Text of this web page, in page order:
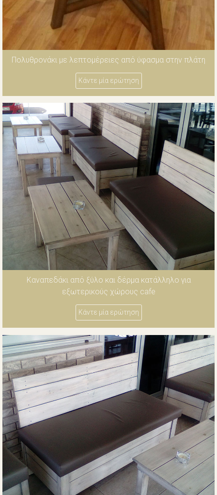
Πολυθρονάκι με λεπτομέρειες από ύφασμα στην πλάτη
Κάντε μία ερώτηση
Καναπεδάκι από ξύλο και δέρμα κατάλληλο για
εξωτερικούς χώρους cafe
Κάντε μία ερώτηση